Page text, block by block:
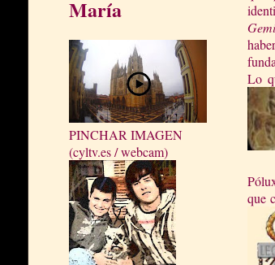
María
PINCHAR IMAGEN
(cyltv.es / webcam)
Lo
que